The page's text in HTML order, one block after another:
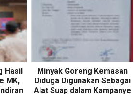
Hasil
MK,
Minyak Goreng Kemasan
Diduga Digunakan Sebagai
Alat Suap dalam Kampanye